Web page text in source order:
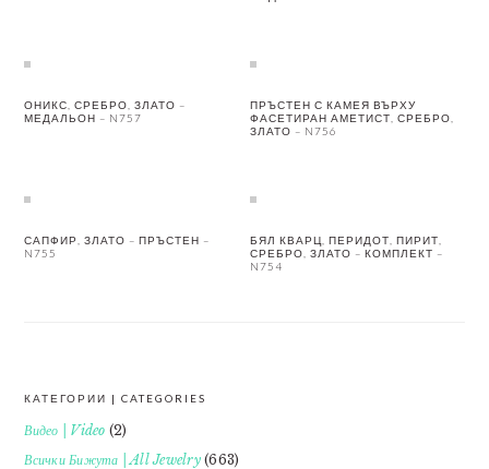
ОНИКС, СРЕБРО, ЗЛАТО –
МЕДАЛЬОН – N757
ПРЪСТЕН С КАМЕЯ ВЪРХУ
ФАСЕТИРАН АМЕТИСТ, СРЕБРО,
ЗЛАТО – N756
САПФИР, ЗЛАТО – ПРЪСТЕН –
N755
БЯЛ КВАРЦ, ПЕРИДОТ, ПИРИТ,
СРЕБРО, ЗЛАТО – КОМПЛЕКТ –
N754
FOOTER
КАТЕГОРИИ | CATEGORIES
Видео | Video (2)
Всички Бижута | All Jewelry(663)